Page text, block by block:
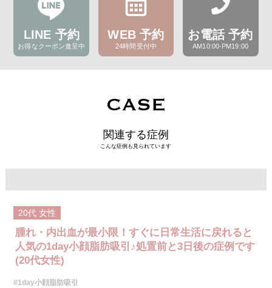
LINE 予約
お得なクーポン進呈中
WEB 予約
24時間受付中
お電話 予約
AM10:00-PM19:00
CASE
関連する症例
こんな症例も見られています
20代 女性
腫れ・内出血が最小限！すぐに日常生活に戻れると
人気の1day小顔脂肪吸引♪処置前と3日後の症例です
(20代女性)
#1day小顔脂肪吸引